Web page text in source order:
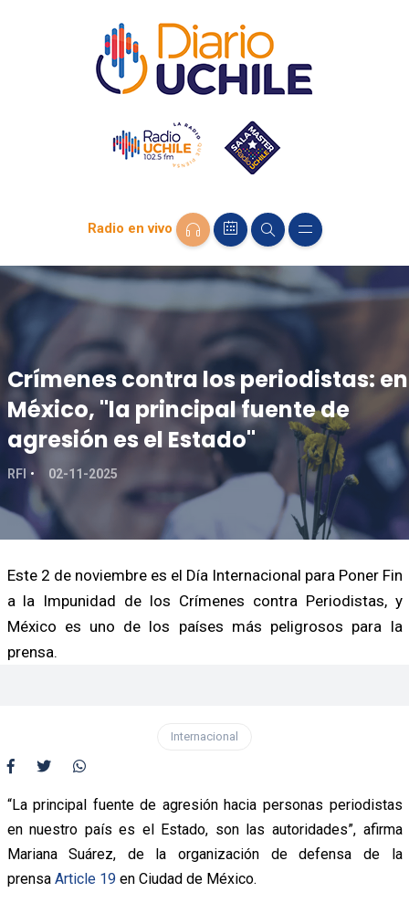
Radio en vivo
Crímenes contra los periodistas: en
México, "la principal fuente de
agresión es el Estado"
RFI 02-11-2025
Este 2 de noviembre es el Día Internacional para Poner Fin
a la Impunidad de los Crímenes contra Periodistas, y
México es uno de los países más peligrosos para la
prensa.
Internacional
“La principal fuente de agresión hacia personas periodistas
en nuestro país es el Estado, son las autoridades”, afirma
Mariana Suárez, de la organización de defensa de la
prensa Article 19en Ciudad de México.